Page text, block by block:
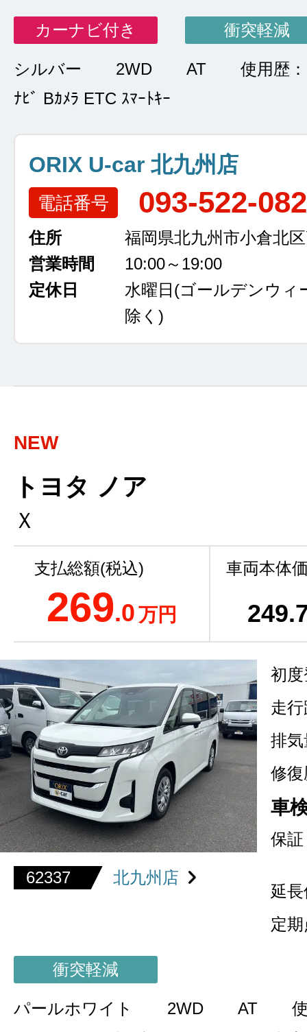
カーナビ付き 衝突軽減
シルバー 2WD AT
使用歴
ﾅﾋﾞ Bｶﾒﾗ ETC ｽﾏｰﾄｷｰ
ORIX U-car 北九州店
電話番号 093-522-
住所
福岡県北九州市小倉北
営業時間
10:00～19:00
定休日
水曜日 (ゴールデンウィ
除く)
NEW
トヨタ ノア
Ｘ
支払総額(税込)
269.0万円
車両本体
249
62337 北九州店
初
走
排気
修復
車
保証
延
定
衝突軽減
パールホワイト 2WD AT